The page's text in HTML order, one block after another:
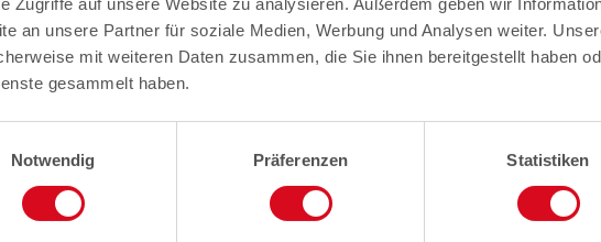
an unsere Partner für soziale Medien, Werbung und Analysen weiter.
mit weiteren Daten zusammen, die Sie ihnen bereitgestellt haben
gesammelt haben.
Notwendig
Präferenzen Statistiken